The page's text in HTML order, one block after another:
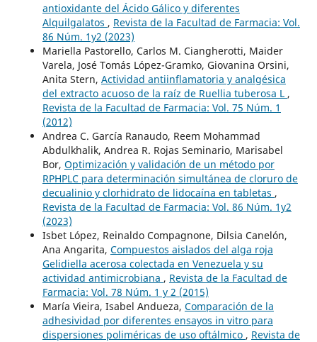
antioxidante del Ácido Gálico y diferentes
Alquilgalatos , Revista de la Facultad de Farmacia: Vol.
86 Núm. 1y2 (2023)
Mariella Pastorello, Carlos M. Ciangherotti, Maider
Varela, José Tomás López-Gramko, Giovanina Orsini,
Anita Stern, Actividad antiinflamatoria y analgésica
del extracto acuoso de la raíz de Ruellia tuberosa L ,
Revista de la Facultad de Farmacia: Vol. 75 Núm. 1
(2012)
Andrea C. García Ranaudo, Reem Mohammad
Abdulkhalik, Andrea R. Rojas Seminario, Marisabel
Bor, Optimización y validación de un método por
RPHPLC para determinación simultánea de cloruro de
decualinio y clorhidrato de lidocaína en tabletas ,
Revista de la Facultad de Farmacia: Vol. 86 Núm. 1y2
(2023)
Isbet López, Reinaldo Compagnone, Dilsia Canelón,
Ana Angarita, Compuestos aislados del alga roja
Gelidiella acerosa colectada en Venezuela y su
actividad antimicrobiana , Revista de la Facultad de
Farmacia: Vol. 78 Núm. 1 y 2 (2015)
María Vieira, Isabel Andueza, Comparación de la
adhesividad por diferentes ensayos in vitro para
dispersiones poliméricas de uso oftálmico , Revista de